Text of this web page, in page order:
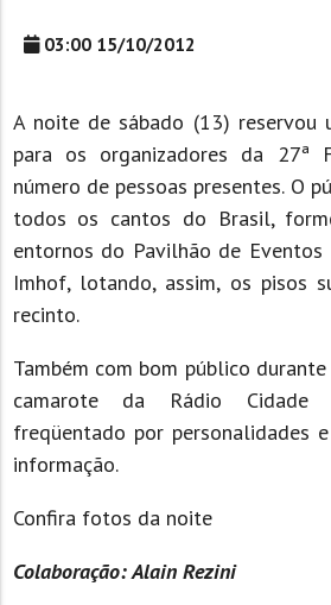
03:00 15/10/2012
A noite de sábado (13) reservou
para os organizadores da 27ª
número de pessoas presentes. O
todos os cantos do Brasil,
entornos do Pavilhão de
Imhof, lotando, assim, os pisos
recinto.
Também com bom público
camarote da Rádio
freqüentado por personalidades
informação.
Confira fotos da noite
Colaboração: Alain Rezini